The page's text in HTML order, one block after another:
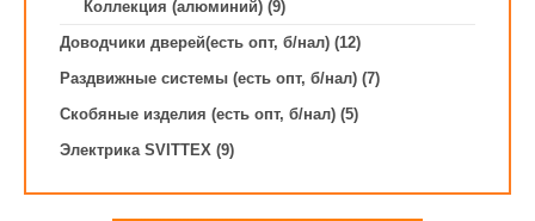
Коллекция (алюминий) (9)
Доводчики дверей(есть опт, б/нал) (12)
Раздвижные системы (есть опт, б/нал) (7)
Скобяные изделия (есть опт, б/нал) (5)
Электрика SVITTEX (9)